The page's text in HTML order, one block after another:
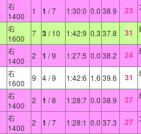
右
1400
1 1 / 7 1:30:0 0.0 38.9 23
右
1600
7 3/ 10 1:42:9 0.3 37.8 31
右
1400
2 1 / 9 1:27:5 0.0 38.2 24
右
1600
9 4/ 9 1:42:6 1.6 39.6 31
右
1400
2 1 / 8 1:28:7 0.0 38.9 27
右
1400
2 1 / 7 1:28:1 0.0 37.3 27